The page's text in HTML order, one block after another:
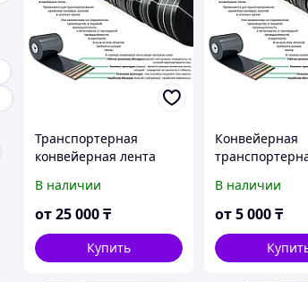
Транспортерная
конвейерная лента
морозостойкая
В наличии
от25 000₸
Купить
Конвейерная
В наличии
от5 000₸